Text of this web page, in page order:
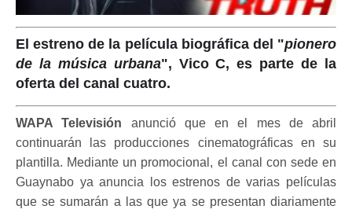
El estreno de la película biográfica del "pionero
de la música urbana", Vico C, es parte de la
oferta del canal cuatro.
WAPA Televisión anunció que en el mes de abril
continuarán las producciones cinematográficas en su
plantilla. Mediante un promocional, el canal con sede en
Guaynabo ya anuncia los estrenos de varias películas
que se sumarán a las que ya se presentan diariamente